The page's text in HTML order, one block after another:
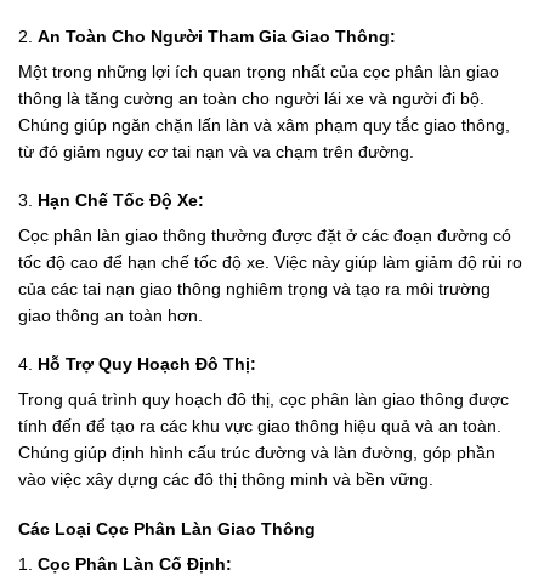
2. An Toàn Cho Người Tham Gia Giao Thông:
Một trong những lợi ích quan trọng nhất của cọc phân làn giao
thông là tăng cường an toàn cho người lái xe và người đi bộ.
Chúng giúp ngăn chặn lấn làn và xâm phạm quy tắc giao thông,
từ đó giảm nguy cơ tai nạn và va chạm trên đường.
3. Hạn Chế Tốc Độ Xe:
Cọc phân làn giao thông thường được đặt ở các đoạn đường có
tốc độ cao để hạn chế tốc độ xe. Việc này giúp làm giảm độ rủi ro
của các tai nạn giao thông nghiêm trọng và tạo ra môi trường
giao thông an toàn hơn.
4. Hỗ Trợ Quy Hoạch Đô Thị:
Trong quá trình quy hoạch đô thị, cọc phân làn giao thông được
tính đến để tạo ra các khu vực giao thông hiệu quả và an toàn.
Chúng giúp định hình cấu trúc đường và làn đường, góp phần
vào việc xây dựng các đô thị thông minh và bền vững.
Các Loại Cọc Phân Làn Giao Thông
1. Cọc Phân Làn Cố Định: